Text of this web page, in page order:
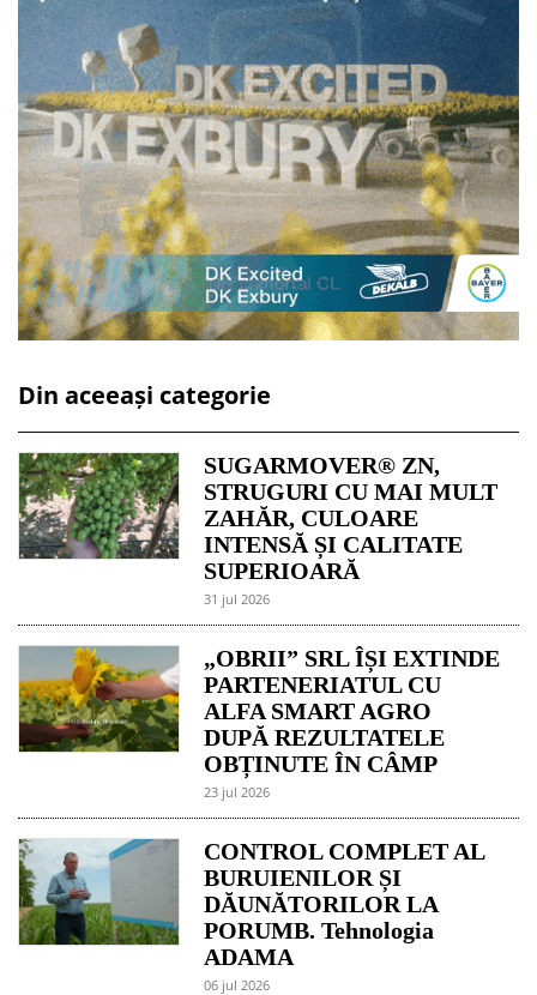
Din aceeași categorie
SUGARMOVER® ZN,
STRUGURI CU MAI MULT
ZAHĂR, CULOARE
INTENSĂ ȘI CALITATE
SUPERIOARĂ
31 jul 2026
„OBRII” SRL ÎȘI EXTINDE
PARTENERIATUL CU
ALFA SMART AGRO
DUPĂ REZULTATELE
OBȚINUTE ÎN CÂMP
23 jul 2026
CONTROL COMPLET AL
BURUIENILOR ȘI
DĂUNĂTORILOR LA
PORUMB. Tehnologia
ADAMA
06 jul 2026